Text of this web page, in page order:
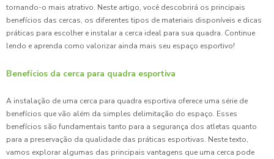
tornando-o mais atrativo. Neste artigo, você descobrirá os principais
benefícios das cercas, os diferentes tipos de materiais disponíveis e dicas
práticas para escolher e instalar a cerca ideal para sua quadra. Continue
lendo e aprenda como valorizar ainda mais seu espaço esportivo!
Benefícios da cerca para quadra esportiva
A instalação de uma cerca para quadra esportiva oferece uma série de
benefícios que vão além da simples delimitação do espaço. Esses
benefícios são fundamentais tanto para a segurança dos atletas quanto
para a preservação da qualidade das práticas esportivas. Neste texto,
vamos explorar algumas das principais vantagens que uma cerca pode